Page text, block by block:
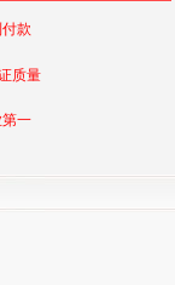
款
质量
一